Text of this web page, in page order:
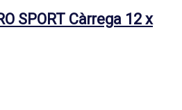
SPORT Càrrega 12 x